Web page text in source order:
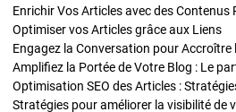
Optimiser vos Articles grâce aux Liens
Engagez la Conversation pour Accroître
Amplifiez la Portée de Votre Blog : Le